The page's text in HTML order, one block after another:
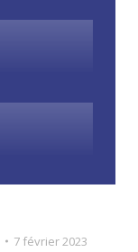
7 février 2023